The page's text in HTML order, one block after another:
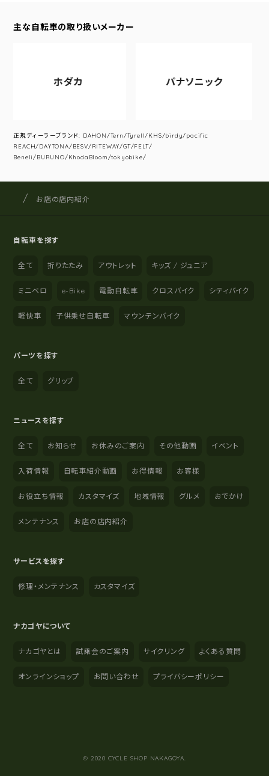
主な自転車の取り扱いメーカー
ホダカ パナソニック
正規ディーラーブランド: DAHON/Tern/Tyrell/KHS/birdy/pacific
REACH/DAYTONA/BESV/RITEWAY/GT/FELT/
Beneli/BURUNO/KhodaBloom/tokyobike/
サイト内の現在地
サイクルショップナカゴヤ
お店の店内紹介
自転車を探す
全て 折りたたみ アウトレット キッズ / ジュニア
ミニベロ e-Bike 電動自転車 クロスバイク シティバイク
軽快車 子供乗せ自転車 マウンテンバイク
パーツを探す
全て グリップ
ニュースを探す
全て お知らせ お休みのご案内 その他動画 イベント
入荷情報 自転車紹介動画 お得情報 お客様
お役立ち情報 カスタマイズ 地域情報 グルメ おでかけ
メンテナンス お店の店内紹介
サービスを探す
修理・メンテナンス カスタマイズ
ナカゴヤについて
ナカゴヤとは 試乗会のご案内 サイクリング よくある質問
オンラインショップ お問い合わせ プライバシーポリシー
© 2020 CYCLE SHOP NAKAGOYA.